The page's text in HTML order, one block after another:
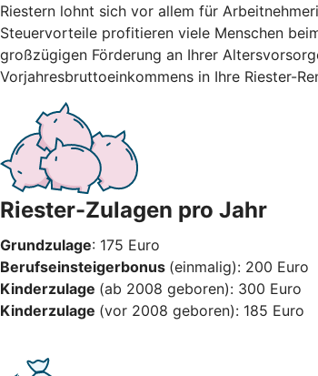
Riestern lohnt sich vor allem für
Steuervorteile profitieren viele Menschen
großzügigen Förderung an Ihrer
Vorjahresbruttoeinkommens in Ihre Riester-
Riester-Zulagen pro Jahr
Grundzulage: 175 Euro
Berufseinsteigerbonus (einmalig): 200 Euro
Kinderzulage (ab 2008 geboren): 300 Euro
Kinderzulage (vor 2008 geboren): 185 Euro